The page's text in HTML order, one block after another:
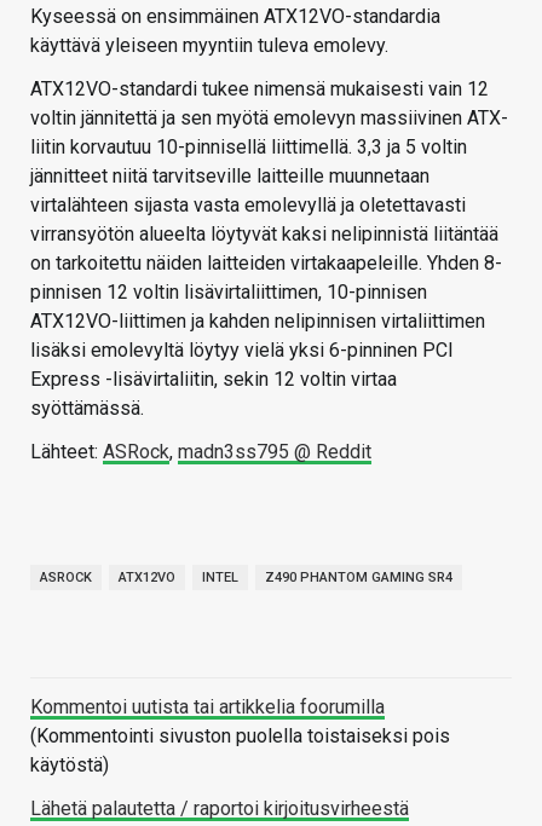
Kyseessä on ensimmäinen ATX12VO-standardia
käyttävä yleiseen myyntiin tuleva emolevy.
ATX12VO-standardi tukee nimensä mukaisesti vain 12
voltin jännitettä ja sen myötä emolevyn massiivinen ATX-
liitin korvautuu 10-pinnisellä liittimellä. 3,3 ja 5 voltin
jännitteet niitä tarvitseville laitteille muunnetaan
virtalähteen sijasta vasta emolevyllä ja oletettavasti
virransyötön alueelta löytyvät kaksi nelipinnistä liitäntää
on tarkoitettu näiden laitteiden virtakaapeleille. Yhden 8-
pinnisen 12 voltin lisävirtaliittimen, 10-pinnisen
ATX12VO-liittimen ja kahden nelipinnisen virtaliittimen
lisäksi emolevyltä löytyy vielä yksi 6-pinninen PCI
Express -lisävirtaliitin, sekin 12 voltin virtaa
syöttämässä.
Lähteet: ASRock, madn3ss795 @ Reddit
ASROCK ATX12VO INTEL Z490 PHANTOM GAMING SR4
Kommentoi uutista tai artikkelia foorumilla
(Kommentointi sivuston puolella toistaiseksi pois
käytöstä)
Lähetä palautetta / raportoi kirjoitusvirheestä